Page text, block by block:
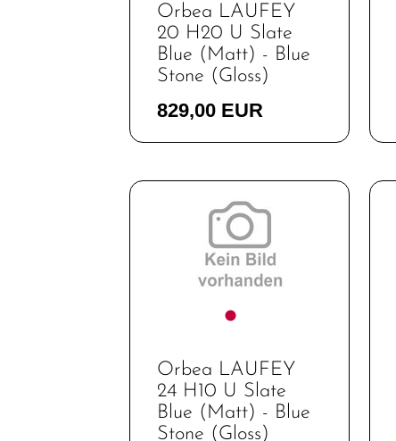
Orbea LAUFEY
20 H20 U Slate
Blue (Matt) - Blue
Stone (Gloss)
829,00 EUR
Orbea LAUFEY
24 H10 U Slate
Blue (Matt) - Blue
Stone (Gloss)